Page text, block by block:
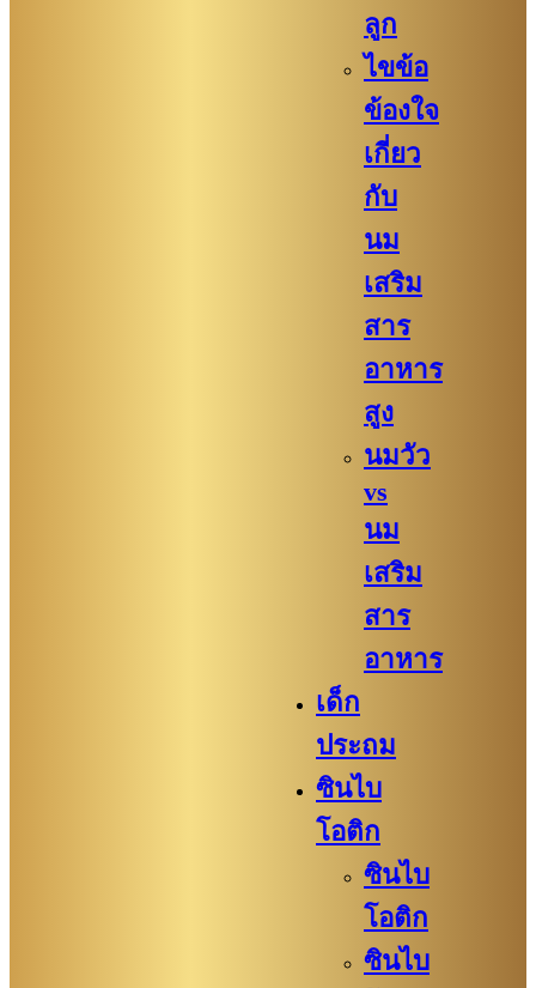
ลูก
ไขข้อ
ข้องใจ
เกี่ยว
กับ
นม
เสริม
สาร
อาหาร
สูง
นมวัว
vs
นม
เสริม
สาร
อาหาร
เด็ก
ประถม
ซินไบ
โอติก
ซินไบ
โอติก
ซินไบ